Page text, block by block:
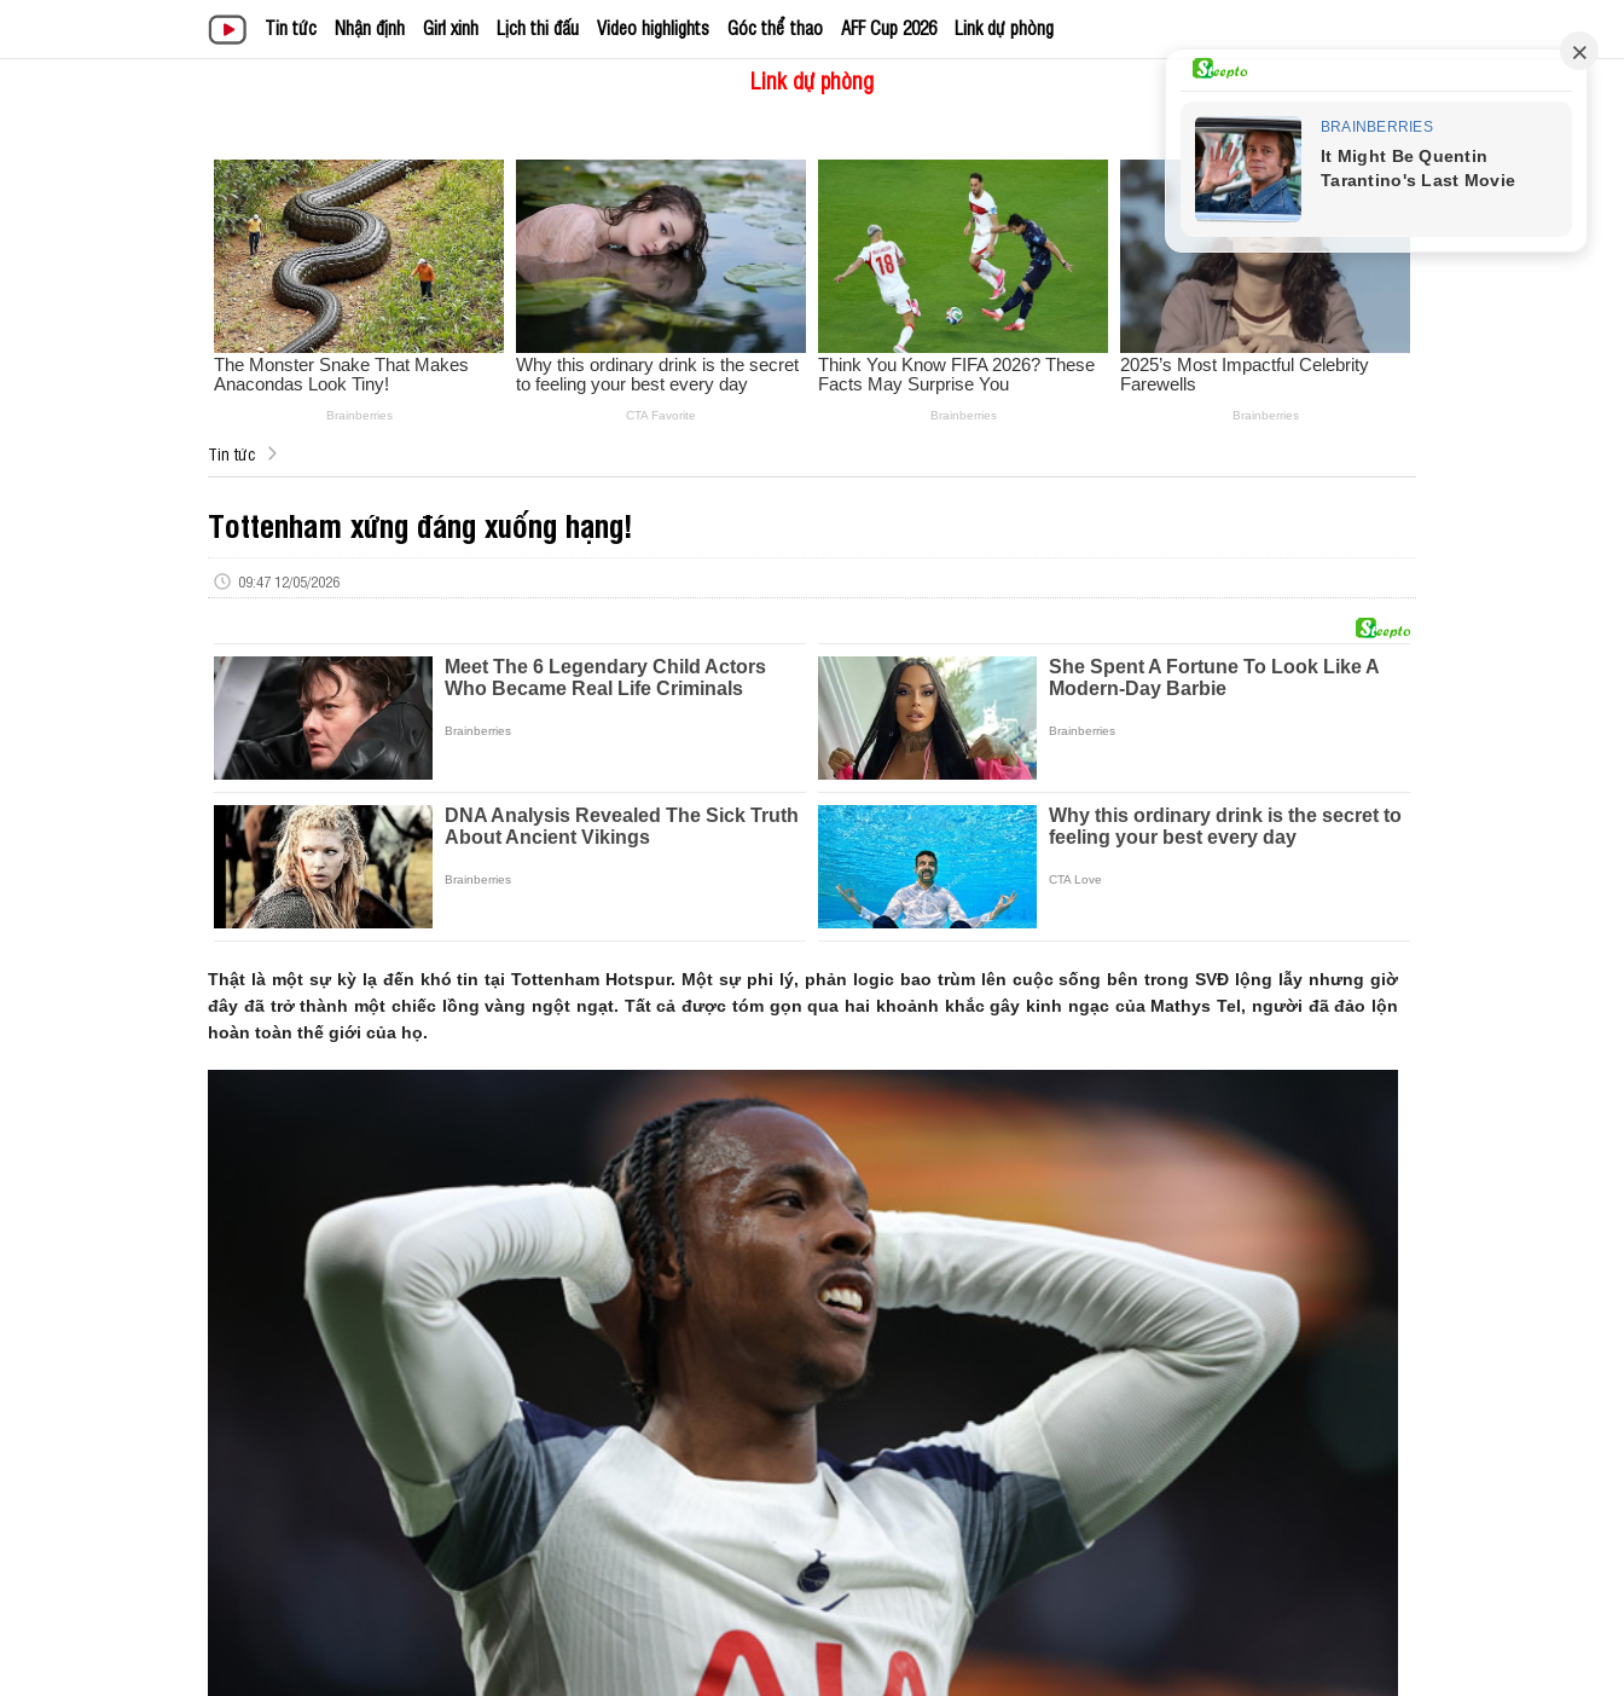
Tin tức Nhận định Girl xinh Lịch thi đấu Video highlights Góc thể thao AFF Cup 2026 Link dự phòng
Link dự phòng
Tin tức
Tottenham xứng đáng xuống hạng!
09:47 12/05/2026
Thật là một sự kỳ lạ đến khó tin tại Tottenham Hotspur. Một sự phi lý, phản logic bao trùm lên cuộc sống bên trong SVĐ lộng lẫy nhưng giờ
đây đã trở thành một chiếc lồng vàng ngột ngạt. Tất cả được tóm gọn qua hai khoảnh khắc gây kinh ngạc của Mathys Tel, người đã đảo lộn
hoàn toàn thế giới của họ.